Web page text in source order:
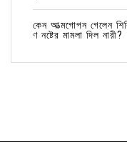
কেন আত্মগোপন গেলেন
ণ নষ্টের মামলা দিল নারী?